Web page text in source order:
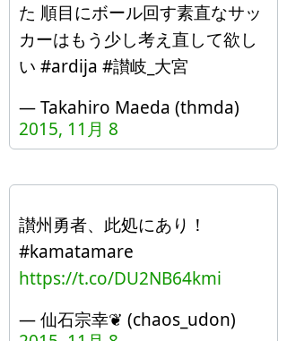
た 順目にボール回す素直なサッ
カーはもう少し考え直して欲し
い #ardija #讃岐_大宮
— Takahiro Maeda (thmda)
2015, 11月 8
讃州勇者、此処にあり！
#kamatamare
https://t.co/DU2NB64kmi
— 仙石宗幸❦ (chaos_udon)